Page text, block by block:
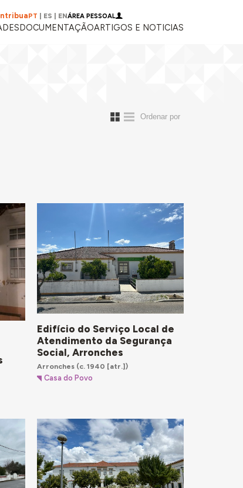
PT ES ENÁREA PESSOAL
DOCUMENTAÇÃOARTIGOS E NOTICIAS
Edifício do Serviço Local de
Atendimento da Segurança
Social, Arronches
Arronches(c. 1940 [atr.])
Casa do Povo